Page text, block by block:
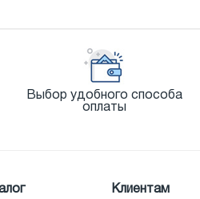
Выбор удобного способа
оплаты
Клиентам